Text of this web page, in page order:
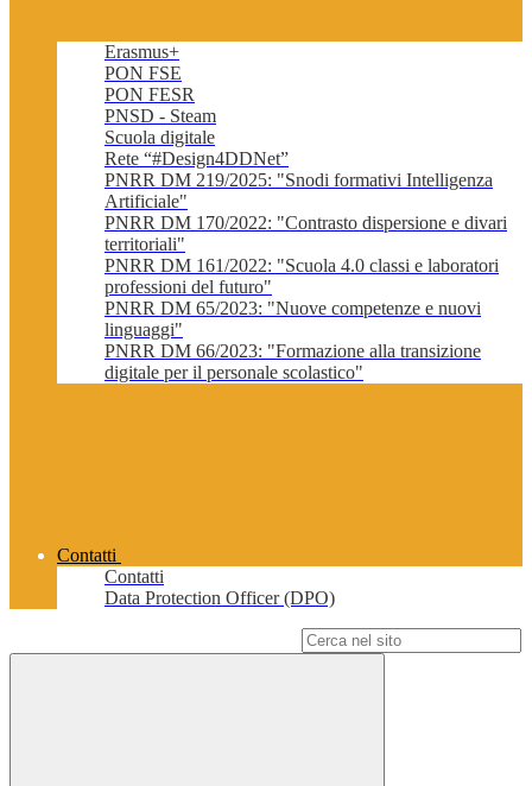
Erasmus+
PON FSE
PON FESR
PNSD - Steam
Scuola digitale
Rete “#Design4DDNet”
PNRR DM 219/2025: "Snodi formativi Intelligenza
Artificiale"
PNRR DM 170/2022: "Contrasto dispersione e divari
territoriali"
PNRR DM 161/2022: "Scuola 4.0 classi e laboratori
professioni del futuro"
PNRR DM 65/2023: "Nuove competenze e nuovi
linguaggi"
PNRR DM 66/2023: "Formazione alla transizione
digitale per il personale scolastico"
Contatti
Contatti
Data Protection Officer (DPO)